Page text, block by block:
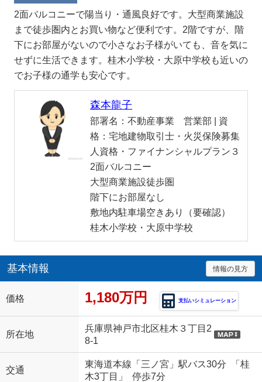
2面バルコニーで陽当り・通風良好です。大型商業施設
まで徒歩圏内とお買い物など便利です。2階ですが、階
下にお部屋がないので小さなお子様がいても、音を気に
せずに生活できます。桂木小学校・大原中学校も近いの
でお子様の通学も安心です。
森本龍子
部署名：不動産事業 営業部 | 資
格：宅地建物取引士・火災保険募集
人資格・ファイナンシャルプラン３
2面バルコニー
大型商業施設徒歩圏
階下にお部屋なし
敷地内駐車場空きあり（要確認）
桂木小学校・大原中学校
基本情報 情報の見方
価格 1,180万円 支払いシミュレーション
所在地
兵庫県神戸市北区桂木３丁目2
8-1
交通
東海道本線「三ノ宮」駅バス30分 「桂
木3丁目」 停歩7分